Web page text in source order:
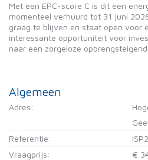
Met een EPC-score C is dit een
momenteel verhuurd tot 31 juni
graag te blijven en staat open voor
interessante opportuniteit voor
naar een zorgeloze
Algemeen
Adres:
Referentie:
Vraagprijs:
€